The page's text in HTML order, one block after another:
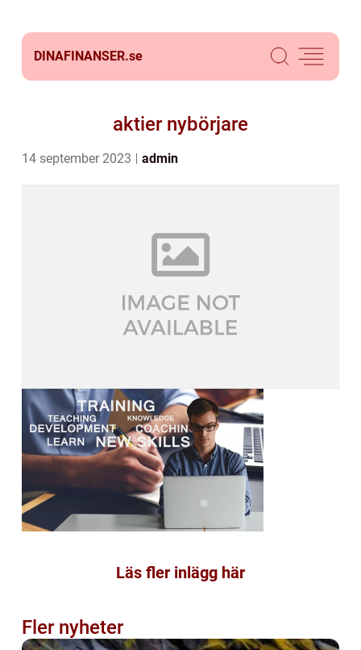
DINAFINANSER.se
aktier nybörjare
14 september 2023 admin
Läs fler inlägg här
Fler nyheter